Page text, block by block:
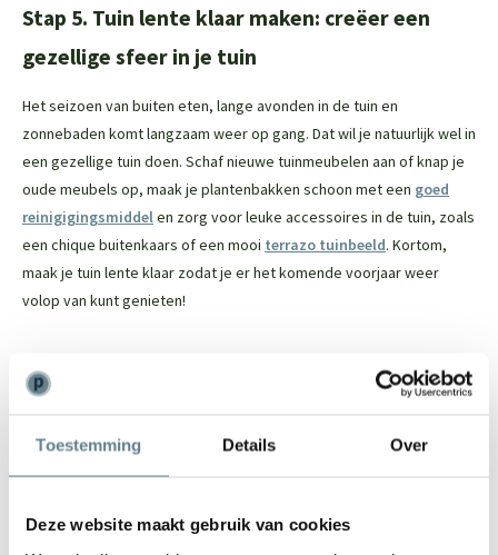
Toestemming Details Over
Deze website maakt gebruik van cookies
Stap 5. Tuin lente klaar maken: creëer een
gezellige sfeer in je tuin
Het seizoen van buiten eten, lange avonden in de tuin en
zonnebaden komt langzaam weer op gang. Dat wil je natuurlijk wel in
een gezellige tuin doen. Schaf nieuwe tuinmeubelen aan of knap je
oude meubels op, maak je plantenbakken schoon met een goed
reinigigingsmiddelen zorg voor leuke accessoires in de tuin, zoals
een chique buitenkaars of een mooi terrazo tuinbeeld. Kortom,
maak je tuin lente klaar zodat je er het komende voorjaar weer
volop van kunt genieten!
* Terras
* Schutting
* De garagedeur